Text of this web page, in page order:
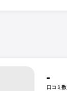
-
口コミ数